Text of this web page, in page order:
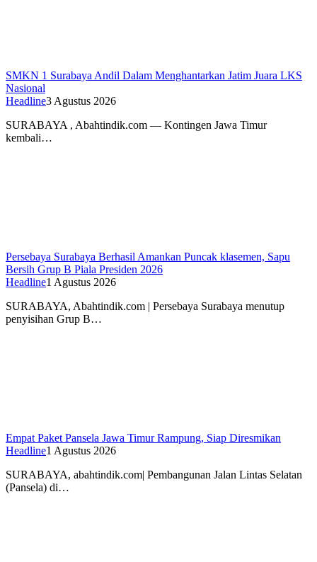
SMKN 1 Surabaya Andil Dalam Menghantarkan Jatim Juara LKS
Nasional
Headline3 Agustus 2026
SURABAYA , Abahtindik.com — Kontingen Jawa Timur
kembali…
Persebaya Surabaya Berhasil Amankan Puncak klasemen, Sapu
Bersih Grup B Piala Presiden 2026
Headline1 Agustus 2026
SURABAYA, Abahtindik.com | Persebaya Surabaya menutup
penyisihan Grup B…
Empat Paket Pansela Jawa Timur Rampung, Siap Diresmikan
Headline1 Agustus 2026
SURABAYA, abahtindik.com| Pembangunan Jalan Lintas Selatan
(Pansela) di…